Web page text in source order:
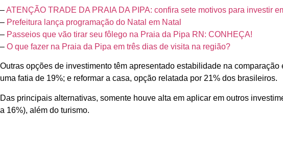
–ATENÇÃO TRADE DA PRAIA DA PIPA: confira sete motivos para investir
– Prefeitura lança programação do Natal em Natal
– Passeios que vão tirar seu fôlego na Praia da Pipa RN: CONHEÇA!
– O que fazer na Praia da Pipa em três dias de visita na região?
Outras opções de investimento têm apresentado estabilidade na
uma fatia de 19%; e reformar a casa, opção relatada por 21% dos brasileiros.
Das principais alternativas, somente houve alta em aplicar em outros
a 16%), além do turismo.